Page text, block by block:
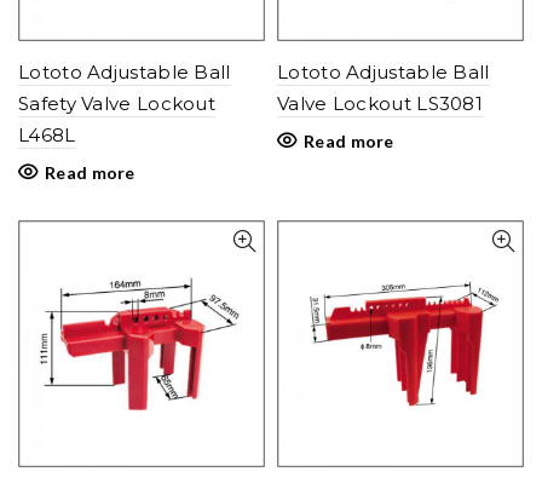
Lototo Adjustable Ball
Safety Valve Lockout
L468L
Read more
Lototo Adjustable Ball
Valve Lockout LS3081
Read more